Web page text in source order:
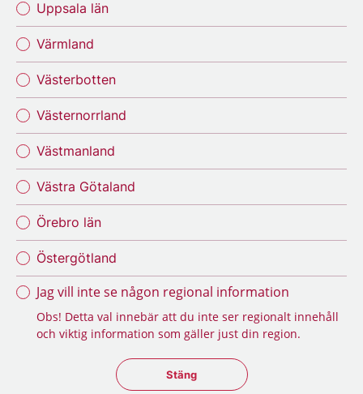
Uppsala län
Värmland
Västerbotten
Västernorrland
Västmanland
Västra Götaland
Örebro län
Östergötland
Jag vill inte se någon regional information
Obs! Detta val innebär att du inte ser regionalt innehåll
och viktig information som gäller just din region.
Stäng regionsväljaren
Stäng